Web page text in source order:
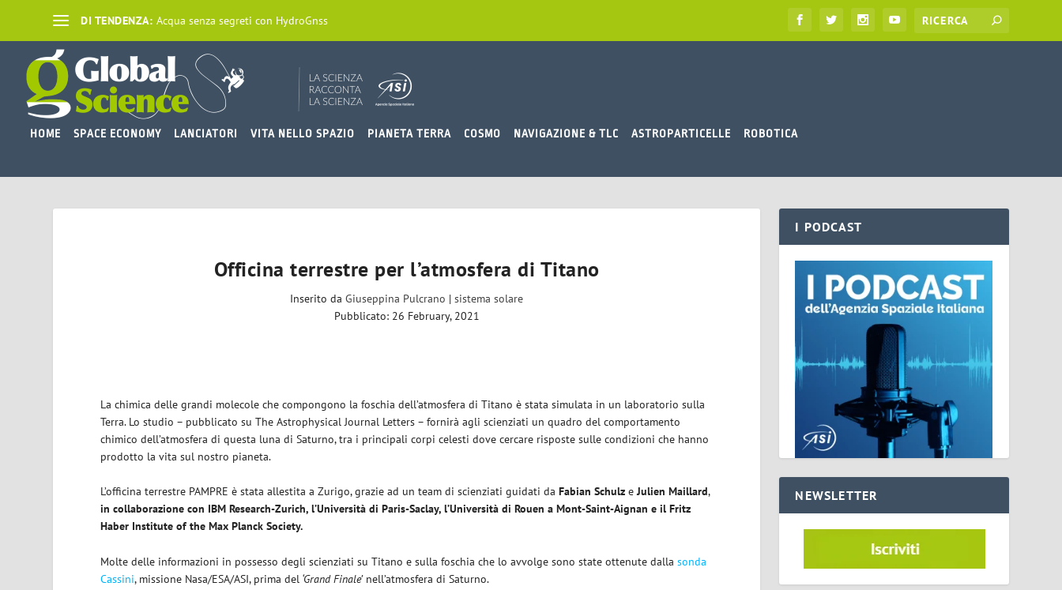
DI TENDENZA: Acqua senza segreti con HydroGnss
HOME SPACE ECONOMY LANCIATORI VITA NELLO SPAZIO PIANETA TERRA COSMO NAVIGAZIONE & TLC ASTROPARTICELLE ROBOTICA
Officina terrestre per l’atmosfera di Titano
Inserito daGiuseppina Pulcrano |sistema solare
Pubblicato: 26 February, 2021
La chimica delle grandi molecole che compongono la foschia dell’atmosfera di Titano è stata simulata in un laboratorio sulla
Terra. Lo studio – pubblicato su The Astrophysical Journal Letters – fornirà agli scienziati un quadro del comportamento
chimico dell’atmosfera di questa luna di Saturno, tra i principali corpi celesti dove cercare risposte sulle condizioni che hanno
prodotto la vita sul nostro pianeta.
L’officina terrestre PAMPRE è stata allestita a Zurigo, grazie ad un team di scienziati guidati daFabian SchulzeJulien Maillard,
in collaborazione con IBM Research-Zurich, l’Università di Paris-Saclay, l’Università di Rouen a Mont-Saint-Aignan e il Fritz
Haber Institute of the Max Planck Society.
Molte delle informazioni in possesso degli scienziati su Titano e sulla foschia che lo avvolge sono state ottenute dallasonda
Cassini, missione Nasa/ESA/ASI, prima del ‘Grand Finale’nell’atmosfera di Saturno.
I PODCAST
NEWSLETTER